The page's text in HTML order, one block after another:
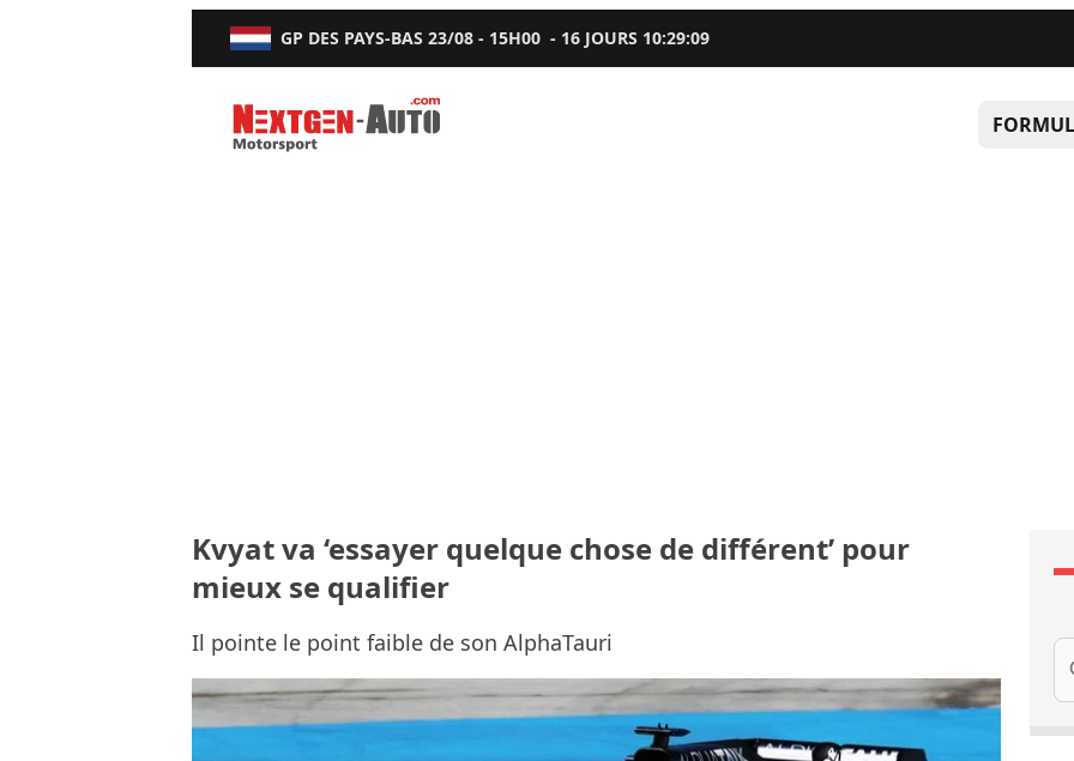
GP DES PAYS-BAS 23/08 - 15H00 - 16 JOURS 10:29:08
Nextgen-Auto.com
Kvyat va ‘essayer quelque chose de différent’ pour
mieux se qualifier
Il pointe le point faible de son AlphaTauri